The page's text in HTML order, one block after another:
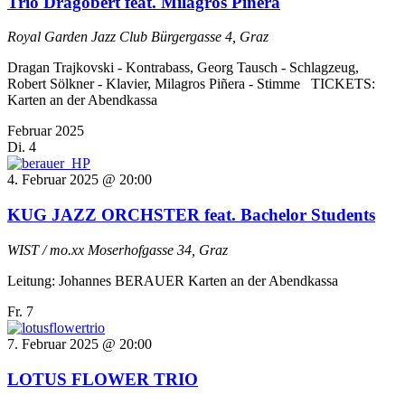
Royal Garden Jazz Club Bürgergasse 4, Graz
Dragan Trajkovski - Kontrabass, Georg Tausch - Schlagzeug,
Robert Sölkner - Klavier, Milagros Piñera - Stimme TICKETS:
Karten an der Abendkassa
Februar 2025
Di. 4
4. Februar 2025 @ 20:00
KUG JAZZ ORCHSTER feat. Bachelor Students
WIST / mo.xx Moserhofgasse 34, Graz
Leitung: Johannes BERAUER Karten an der Abendkassa
Fr. 7
7. Februar 2025 @ 20:00
LOTUS FLOWER TRIO